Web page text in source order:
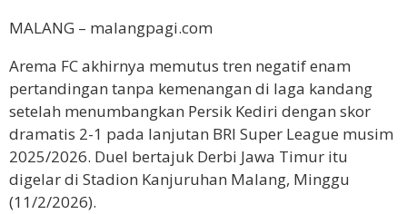
MALANG – malangpagi.com
Arema FC akhirnya memutus tren negatif enam
pertandingan tanpa kemenangan di laga kandang
setelah menumbangkan Persik Kediri dengan skor
dramatis 2-1 pada lanjutan BRI Super League musim
2025/2026. Duel bertajuk Derbi Jawa Timur itu
digelar di Stadion Kanjuruhan Malang, Minggu
(11/2/2026).